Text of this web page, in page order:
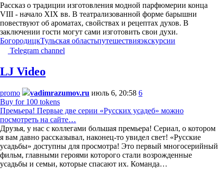
Рассказ о традиции изготовления модной парфюмерии конца
VIII - начало XIX вв. В театрализованной форме барышни
повествуют об ароматах, свойствах и рецептах духов. В
заключении гости могут сами изготовить свои духи.
БогородицкТульская областьпутешествияэкскурсии
Telegram channel
LJ Video
promo vadimrazumov.ru июль 6, 20:58 6
Buy for 100 tokens
Премьера! Первые две серии «Русских усадеб» можно
посмотреть на сайте…
Друзья, у нас с коллегами большая премьера! Сериал, о котором
я вам давно рассказывал, наконец-то увидел свет! «Русские
усадьбы» доступны для просмотра! Это первый многосерийный
фильм, главными героями которого стали возрожденные
усадьбы и семьи, которые спасают их. Команда…